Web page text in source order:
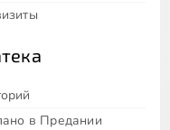
в Предании